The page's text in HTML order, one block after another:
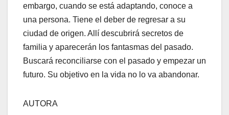
embargo, cuando se está adaptando, conoce a
una persona. Tiene el deber de regresar a su
ciudad de origen. A llí descubrirá secretos de
familia y aparecerán los fantasmas del pasado.
Buscará reconciliarse con el pasado y empezar un
futuro. Su objetivo en la vida no lo va abandonar.
AUTORA